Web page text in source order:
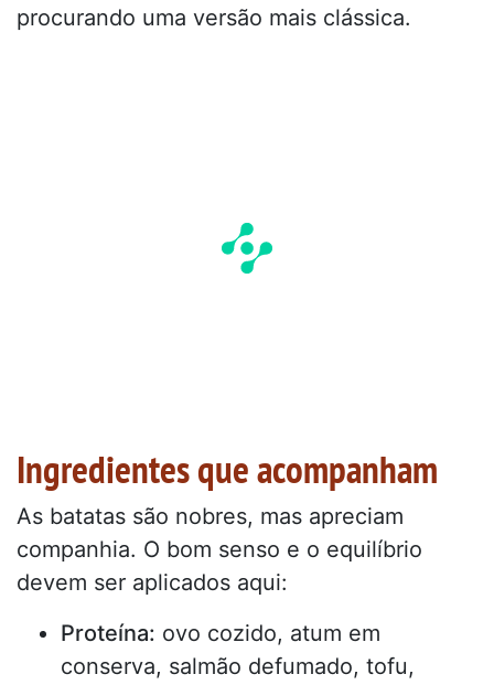
procurando uma versão mais clássica.
Ingredientes que acompanham
As batatas são nobres, mas apreciam
companhia. O bom senso e o equilíbrio
devem ser aplicados aqui:
Proteína: ovo cozido, atum em
conserva, salmão defumado, tofu,